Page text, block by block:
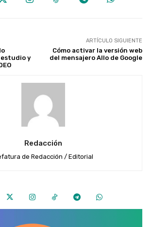
y
ARTÍCULO SIGUIENTE
Cómo activar la versión web
del mensajero Allo de Google
Redacción
de Redacción / Editorial